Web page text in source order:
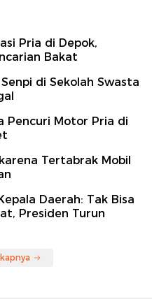
Pria di Depok,
Bakat
di Sekolah Swasta
Pencuri Motor Pria di
Tertabrak Mobil
Daerah: Tak Bisa
Presiden Turun